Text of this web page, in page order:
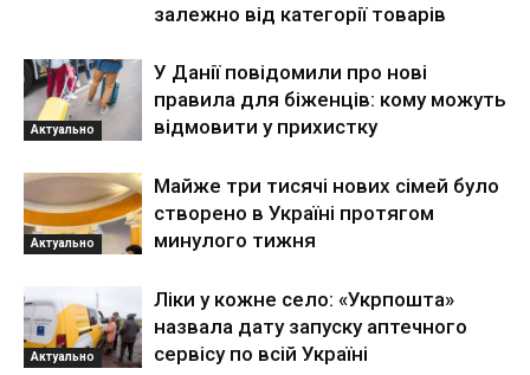
залежно від категорії товарів
Актуально
У Данії повідомили про нові
правила для біженців: кому можуть
відмовити у прихистку
Актуально
Майже три тисячі нових сімей було
створено в Україні протягом
минулого тижня
Актуально
Ліки у кожне село: «Укрпошта»
назвала дату запуску аптечного
сервісу по всій Україні